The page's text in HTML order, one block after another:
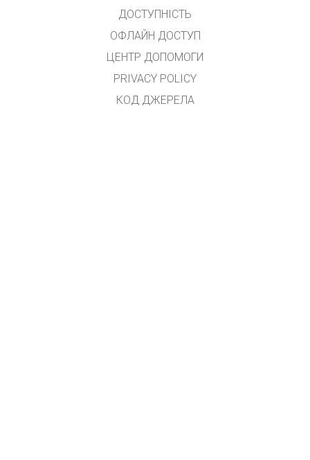
ДОСТУПНІСТЬ
ОФЛАЙН ДОСТУП
ЦЕНТР ДОПОМОГИ
PRIVACY POLICY
КОД ДЖЕРЕЛА